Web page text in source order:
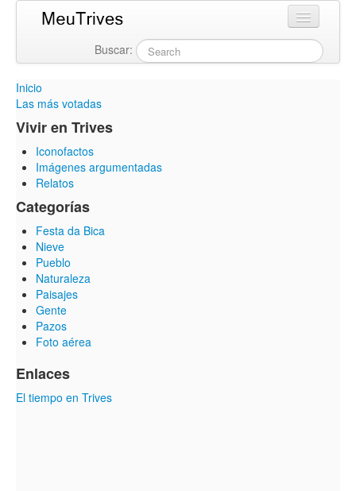
Buscar:
Inicio
Las más votadas
Vivir en Trives
Iconofactos
Imágenes argumentadas
Relatos
Categorías
Festa da Bica
Nieve
Pueblo
Naturaleza
Paisajes
Gente
Pazos
Foto aérea
Enlaces
El tiempo en Trives